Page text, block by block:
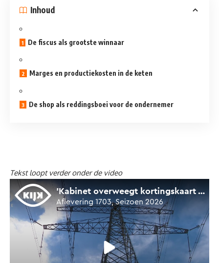
Inhoud
De fiscus als grootste winnaar
Marges en productiekosten in de keten
De shop als reddingsboei voor de ondernemer
Tekst loopt verder onder de video